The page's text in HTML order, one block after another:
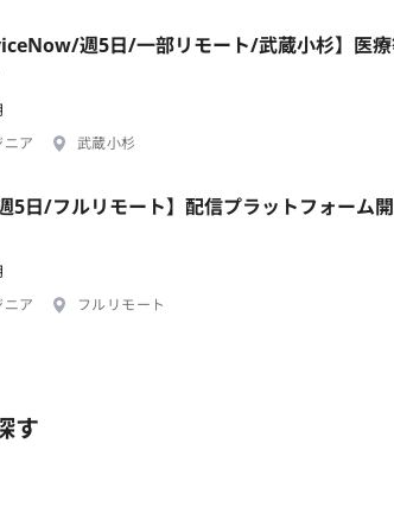
週5日/一部リモート/武蔵小杉】医
ア
武蔵小杉
5日/フルリモート】配信プラットフォーム
ア
フルリモート
す